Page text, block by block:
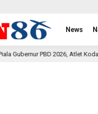
News
Atlet Kodam XVIII Kasuari